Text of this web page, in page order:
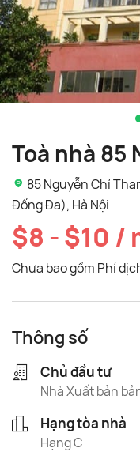
Toà nhà 85
85 Nguyễn Chí
Đống Đa), Hà Nội
$8 - $10 /
Chưa bao gồm Phí
Thông số
Chủ đầu tư
Nhà Xuất bản
Hạng tòa nhà
Hạng C